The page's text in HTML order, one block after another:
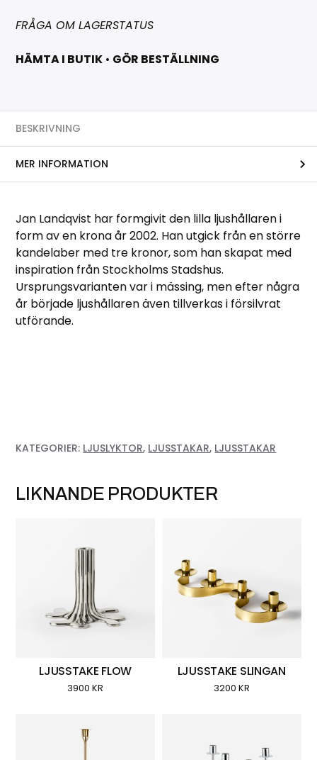
FRÅGA OM LAGERSTATUS
HÄMTA I BUTIK • GÖR BESTÄLLNING
BESKRIVNING
MER INFORMATION
Jan Landqvist har formgivit den lilla ljushållaren i
form av en krona år 2002. Han utgick från en större
kandelaber med tre kronor, som han skapat med
inspiration från Stockholms Stadshus.
Ursprungsvarianten var i mässing, men efter några
år började ljushållaren även tillverkas i försilvrat
utförande.
KATEGORIER: LJUSLYKTOR, LJUSSTAKAR, LJUSSTAKAR
LIKNANDE PRODUKTER
LJUSSTAKE FLOW
3900KR
LJUSSTAKE SLINGAN
3200 KR